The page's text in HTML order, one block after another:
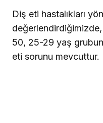
Diş eti hastalıkları
50, 25-29 yaş
eti sorunu mevcuttur.